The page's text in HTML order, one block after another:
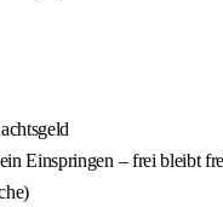
Einspringen – frei bleibt